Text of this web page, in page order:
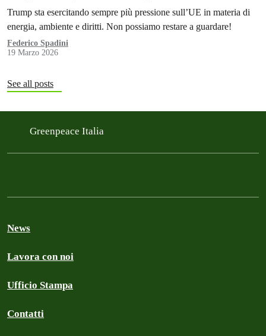
Trump sta esercitando sempre più pressione sull’UE in materia di
energia, ambiente e diritti. Non possiamo restare a guardare!
Federico Spadini
19 Marzo 2026
See all posts
Greenpeace Italia
News
Lavora con noi
Ufficio Stampa
Contatti